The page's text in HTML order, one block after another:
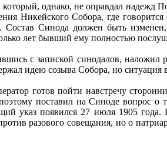
однако, не оправдал надежд
Никейского Собора, где
Состав Синода должен быть
лет бывший ему полностью
с запиской синодалов, наложил
идею созыва Собора, но ситуация
готов пойти навстречу
поставил на Синоде вопрос о
указ появился 27 июля 1905
разового совещания, но о